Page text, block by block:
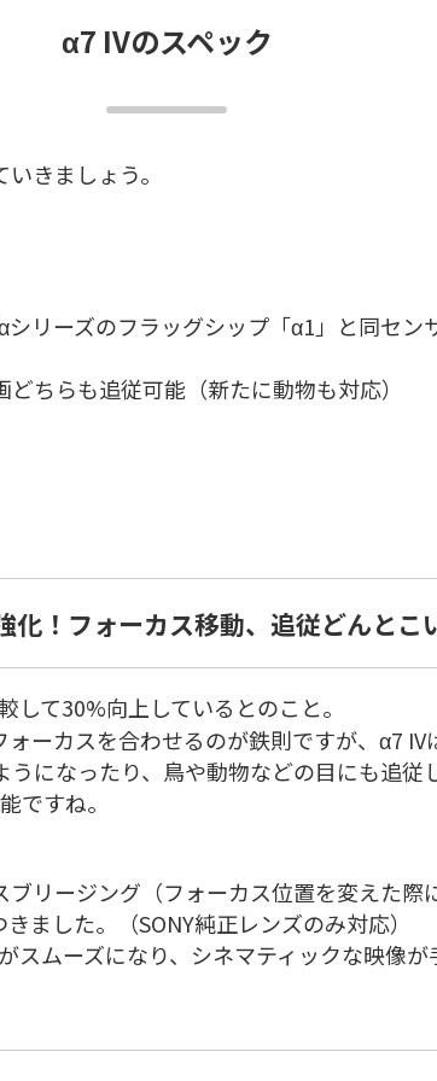
α7 IVのスペック
きましょう。
リーズのフラッグシップ「α1」と同セン
ちらも追従可能（新たに動物も対応）
化！フォーカス移動、追従どんとこ
て30%向上しているとのこと。
ーカスを合わせるのが鉄則ですが、α7 IV
になったり、鳥や動物などの目にも追従
ですね。
ブリージング（フォーカス位置を変えた際
ました。（SONY純正レンズのみ対応）
スムーズになり、シネマティックな映像